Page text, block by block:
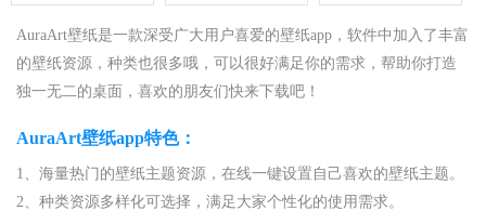
AuraArt壁纸是一款深受广大用户喜爱的壁纸app，软件中加入了丰富
的壁纸资源，种类也很多哦，可以很好满足你的需求，帮助你打造
独一无二的桌面，喜欢的朋友们快来下载吧！
AuraArt壁纸app特色：
1、海量热门的壁纸主题资源，在线一键设置自己喜欢的壁纸主题。
2、种类资源多样化可选择，满足大家个性化的使用需求。